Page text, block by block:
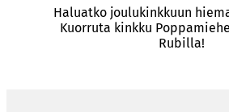
Haluatko joulukinkkuun
Kuorruta kinkku
Rubilla!